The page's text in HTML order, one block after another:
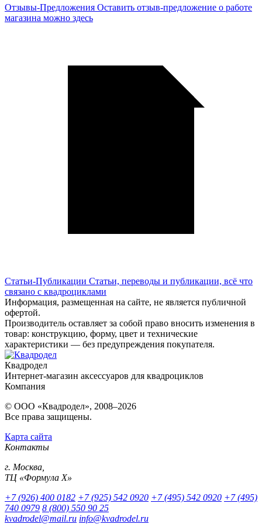
Отзывы-Предложения Оставить отзыв-предложение о работе
магазина можно здесь
Статьи-Публикации Статьи, переводы и публикации, всё что
связано с квадроциклами
Информация, размещенная на сайте, не является публичной
офертой.
Производитель оставляет за собой право вносить изменения в
товар: конструкцию, форму, цвет и технические
характеристики — без предупреждения покупателя.
Квадродел
Интернет-магазин аксессуаров для квадроциклов
Компания
© ООО «Квадродел», 2008–2026
Все права защищены.
Карта сайта
Контакты
г. Москва,
ТЦ «Формула Х»
+7 (926) 400 0182 +7 (925) 542 0920 +7 (495) 542 0920 +7 (495)
740 0979 8 (800) 550 90 25
kvadrodel@mail.ru info@kvadrodel.ru